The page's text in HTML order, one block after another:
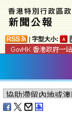
字型大小: